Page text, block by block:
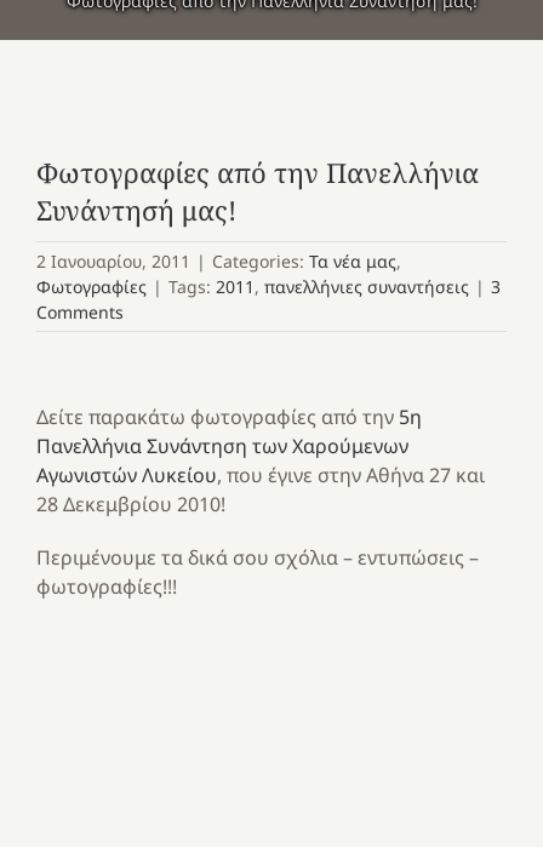
Φωτογραφίες από την Πανελλήνια
Συνάντησή μας!
2 Ιανουαρίου, 2011 | Categories: Τα νέα μας,
Φωτογραφίες | Tags: 2011 , πανελλήνιες συναντήσεις | 3
Comments
Δείτε παρακάτω φωτογραφίες από την 5η
Πανελλήνια Συνάντηση των Χαρούμενων
Αγωνιστών Λυκείου, που έγινε στην Αθήνα 27 και
28 Δεκεμβρίου 2010!
Περιμένουμε τα δικά σου σχόλια – εντυπώσεις –
φωτογραφίες!!!